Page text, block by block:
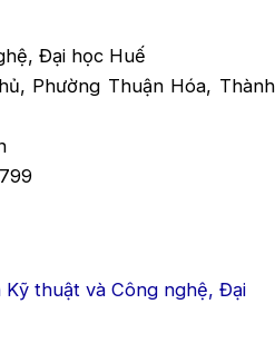
Đại học Huế
Phường Thuận Hóa, Thành
Kỹ thuật và Công nghệ, Đại